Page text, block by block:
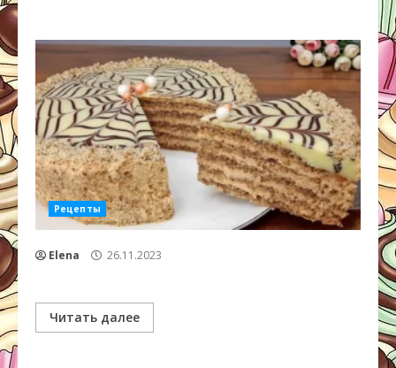
Рецепты
Elena 26.11.2023
Читать далее